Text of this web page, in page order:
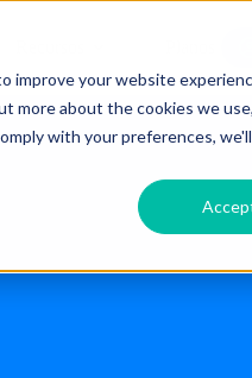
your website
about the cookies we
with your preferences,